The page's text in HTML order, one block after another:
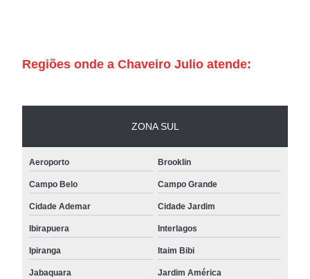
Regiões onde a Chaveiro Julio atende:
ZONA SUL
Aeroporto Brooklin
Campo Belo Campo Grande
Cidade Ademar Cidade Jardim
Ibirapuera Interlagos
Ipiranga Itaim Bibi
Jabaquara Jardim América